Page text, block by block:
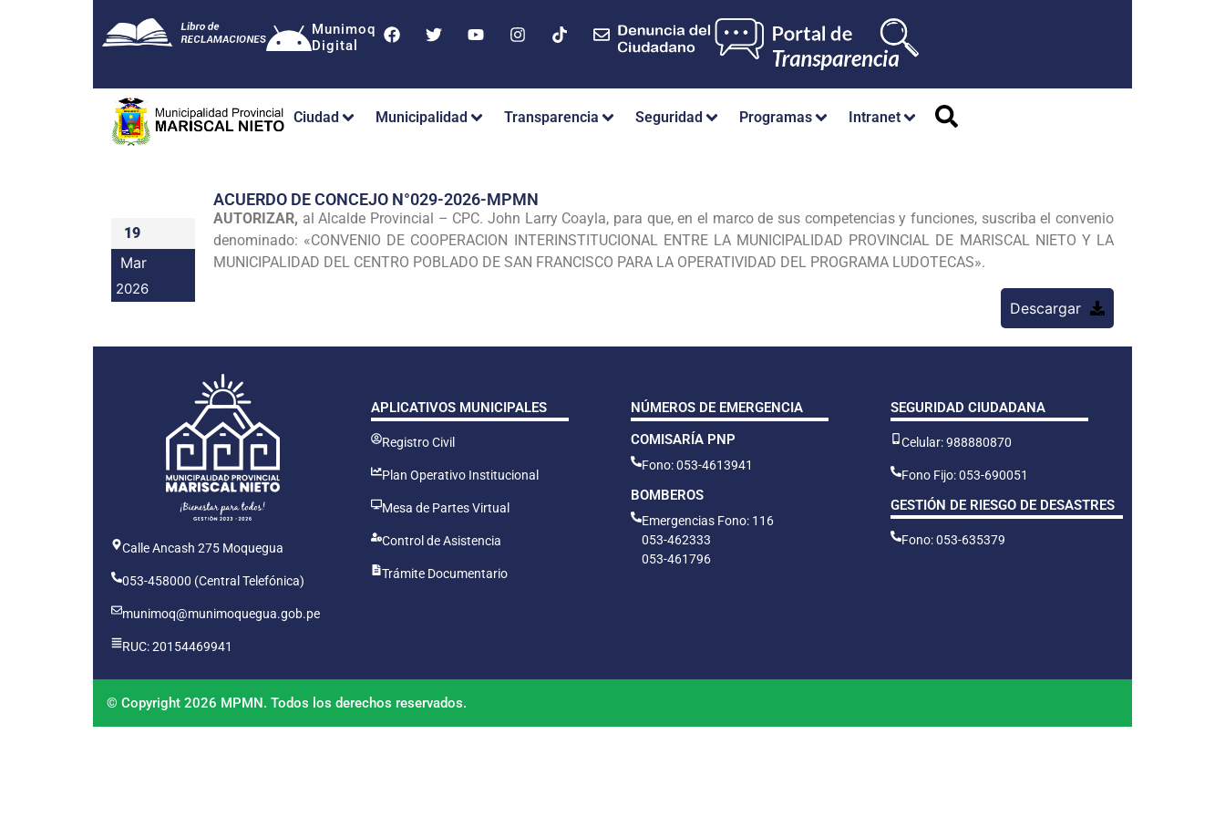
Munimoq
Digital
Ciudad Municipalidad Transparencia Seguridad Programas Intranet
19
Mar
2026
ACUERDO DE CONCEJO N°029-2026-MPMN
AUTORIZAR, al Alcalde Provincial – CPC. John Larry Coayla, para que, en el marco de sus competencias y funciones, suscriba el convenio
denominado: «CONVENIO DE COOPERACION INTERINSTITUCIONAL ENTRE LA MUNICIPALIDAD PROVINCIAL DE MARISCAL NIETO Y LA
MUNICIPALIDAD DEL CENTRO POBLADO DE SAN FRANCISCO PARA LA OPERATIVIDAD DEL PROGRAMA LUDOTECAS».
Descargar
Calle Ancash 275 Moquegua
053-458000 (Central Telefónica)
munimoq@munimoquegua.gob.pe
RUC: 20154469941
APLICATIVOS MUNICIPALES
Registro Civil
Plan Operativo Institucional
Mesa de Partes Virtual
Control de Asistencia
Trámite Documentario
NÚMEROS DE EMERGENCIA
COMISARÍA PNP
Fono: 053-4613941
BOMBEROS
Emergencias Fono: 116
053-462333
053-461796
SEGURIDAD CIUDADANA
Celular: 988880870
Fono Fijo: 053-690051
GESTIÓN DE RIESGO DE DESASTRES
Fono: 053-635379
© Copyright 2026 MPMN. Todos los derechos reservados.